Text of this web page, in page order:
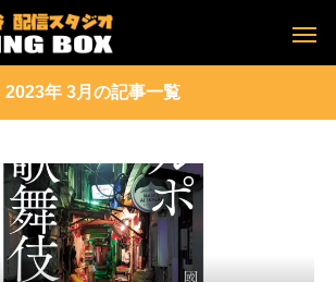
2023年 3月の記事一覧